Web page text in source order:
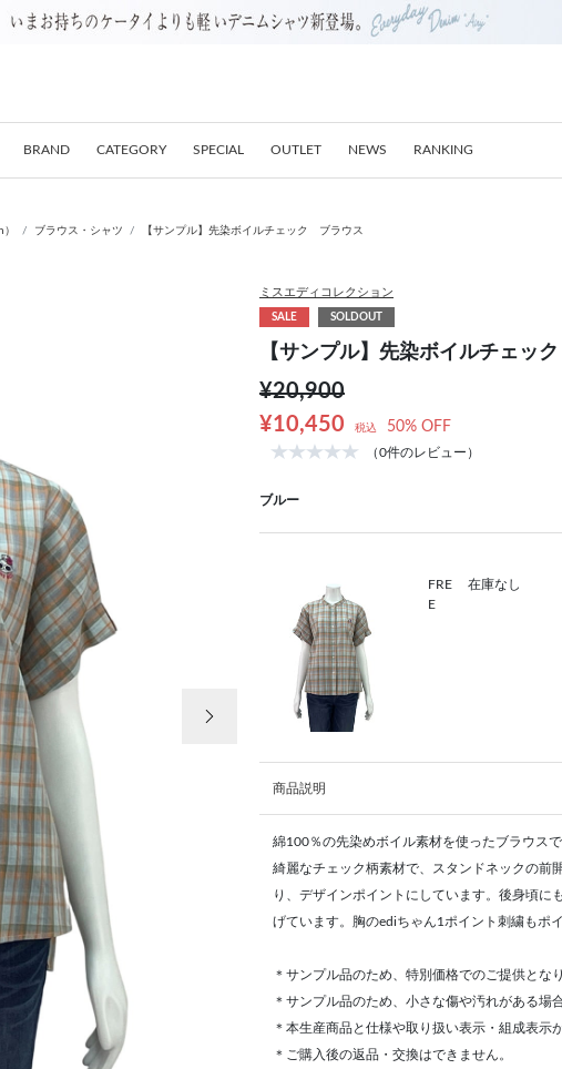
BRAND CATEGORY SPECIAL OUTLET NEWS RANKING
ブラウス・シャツ 【サンプル】先染ボイルチェック ブラウス
ミスエディコレクション
SALE SOLDOUT
【サンプル】先染ボイルチェッ
¥20,900
¥10,450
税込 50% OFF
（0件のレビュー）
ブルー
FRE
E
在庫なし
商品説明
綿100％の先染めボイル素材を使ったブラウスで
綺麗なチェック柄素材で、スタンドネックの前
り、デザインポイントにしています。後身頃に
げています。胸のediちゃん1ポイント刺繍もポイ
＊サンプル品のため、特別価格でのご提供とな
＊サンプル品のため、小さな傷や汚れがある場
＊本生産商品と仕様や取り扱い表示・組成表示
＊ご購入後の返品・交換はできません。